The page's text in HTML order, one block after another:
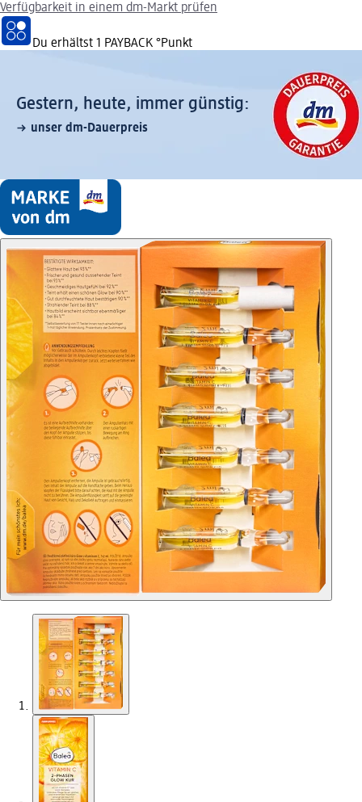
Verfügbarkeit in einem dm-Markt prüfen
Du erhältst 1 PAYBACK °Punkt
Gestern, heute, immer günstig:
unser dm-Dauerpreis